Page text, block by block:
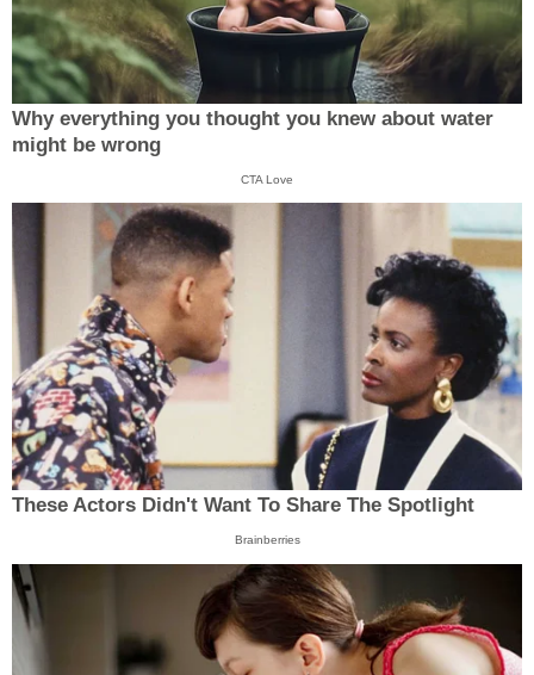
Why everything you thought you knew about water
might be wrong
CTA Love
These Actors Didn't Want To Share The Spotlight
Brainberries